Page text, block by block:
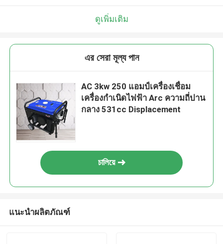
ดูเพิ่มเติม
এর সেরা মূল্য পান
AC 3kw 250 แอมป์เครื่องเชื่อม
เครื่องกำเนิดไฟฟ้า Arc ความถี่ปาน
กลาง 531cc Displacement
চালিয়ে
แนะนำผลิตภัณฑ์